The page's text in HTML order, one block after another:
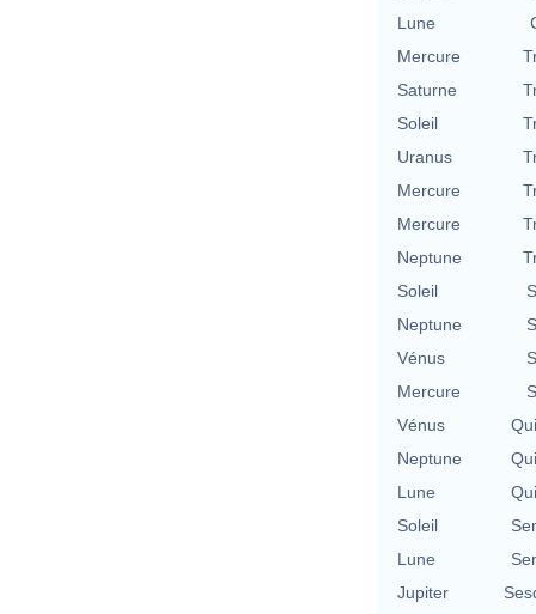
Lune
Mercure
Saturne
Soleil
Uranus
Mercure
Mercure
Neptune
Soleil
Neptune
Vénus
Mercure
Vénus
Neptune
Lune
Soleil
Lune
Jupiter